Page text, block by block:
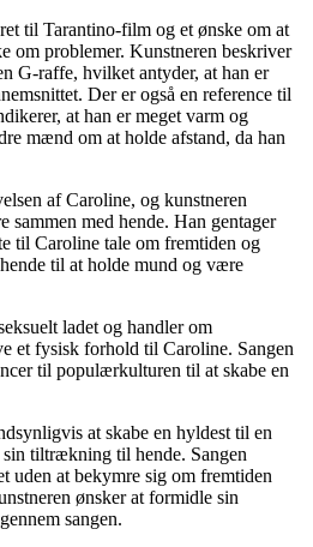
til Tarantino-film og et ønske om at
om problemer. Kunstneren beskriver
G-raffe, hvilket antyder, at han er
Der er også en reference til
at han er meget varm og
mænd om at holde afstand, da han
af Caroline, og kunstneren
sammen med hende. Han gentager
til Caroline tale om fremtiden og
til at holde mund og være
ladet og handler om
et fysisk forhold til Caroline. Sangen
til populærkulturen til at skabe en
at skabe en hyldest til en
tiltrækning til hende. Sangen
uden at bekymre sig om fremtiden
ønsker at formidle sin
sangen.